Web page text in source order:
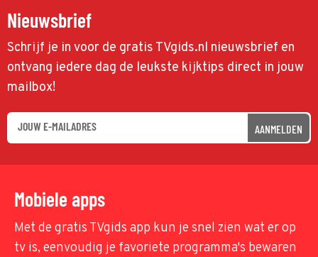
Nieuwsbrief
Schrijf je in voor de gratis TVgids.nl nieuwsbrief en
ontvang iedere dag de leukste kijktips direct in jouw
mailbox!
AANMELDEN
Mobiele apps
Met de gratis TVgids app kun je snel zien wat er op
tv is, eenvoudig je favoriete programma's bewaren